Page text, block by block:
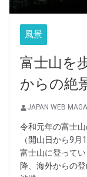
風景
富士山を
からの絶
JAPAN WEB
令和元年の富士
（開山日から9
富士山に登って
降、海外からの